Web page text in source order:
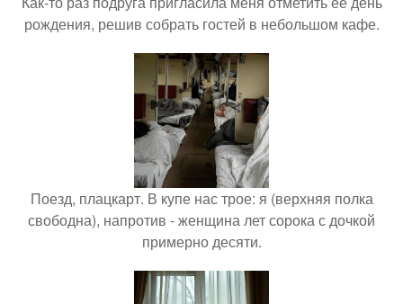
рождения, решив собрать гостей в небольшом кафе.
Поезд, плацкарт. В купе нас трое: я (верхняя полка
свободна), напротив - женщина лет сорока с дочкой
примерно десяти.